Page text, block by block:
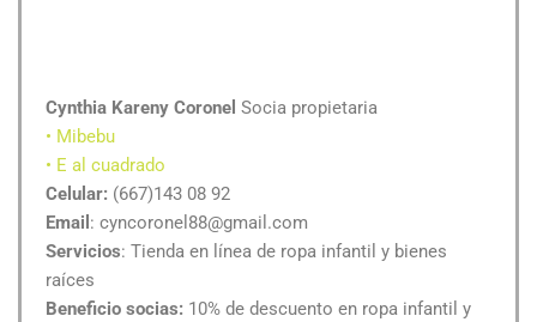
Cynthia Kareny Coronel Socia propietaria
• Mibebu
• E al cuadrado
Celular: (667)143 08 92
Email : cyncoronel88@gmail.com
Servicios: Tienda en línea de ropa infantil y bienes
raíces
Beneficio socias: 10% de descuento en ropa infantil y